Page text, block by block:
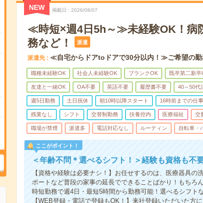
NEW 掲載日 2026/08/07
≪時短×週4日5h～≫未経験OK！病
務など！
派遣
派遣先 ≪自宅からドアtoドアで30分以内！≫ご希望の勤
職種未経験OK 社会人未経験OK ブランクOK 既卒第二新卒
友達と一緒OK OA不要 英語不要 履歴書不要 40～50代
週5日勤務 土日祝休 朝10時以降スタート 16時前までの仕事
残業なし シフト 交替制勤務 扶養控内 医療福祉 交
職場が禁煙 派遣多 電話対応なし ルーティン 自転車・
ここがポイント！
＜年齢不問＊選べるシフト！＞経験も資格も不
【資格や経験は必要ナシ！】お任せするのは、医療器具
ポートなど普段の家事の延長でできることばかり！もちろ
時短勤務で週4日・最短5時間から勤務可能！選べるシフト
【WEB登録・電話で登録もOK！】来社登録いただいた方